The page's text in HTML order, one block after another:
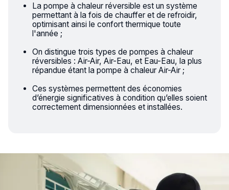
La pompe à chaleur réversible est un système
permettant à la fois de chauffer et de refroidir,
optimisant ainsi le confort thermique toute
l'année ;
On distingue trois types de pompes à chaleur
réversibles : Air-Air, Air-Eau, et Eau-Eau, la plus
répandue étant la pompe à chaleur Air-Air ;
Ces systèmes permettent des économies
d’énergie significatives à condition qu’elles soient
correctement dimensionnées et installées.